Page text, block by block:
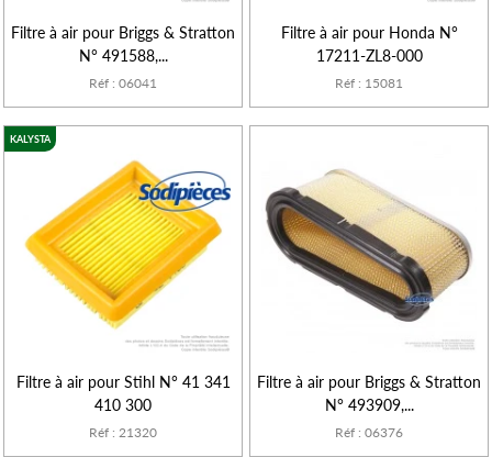
Filtre à air pour Briggs & Stratton
N° 491588,...
Réf : 06041
Filtre à air pour Honda N°
17211-ZL8-000
Réf : 15081
Filtre à air pour Stihl N° 41 341
410 300
Réf : 21320
KALYSTA
Filtre à air pour Briggs & Stratton
N° 493909,...
Réf : 06376